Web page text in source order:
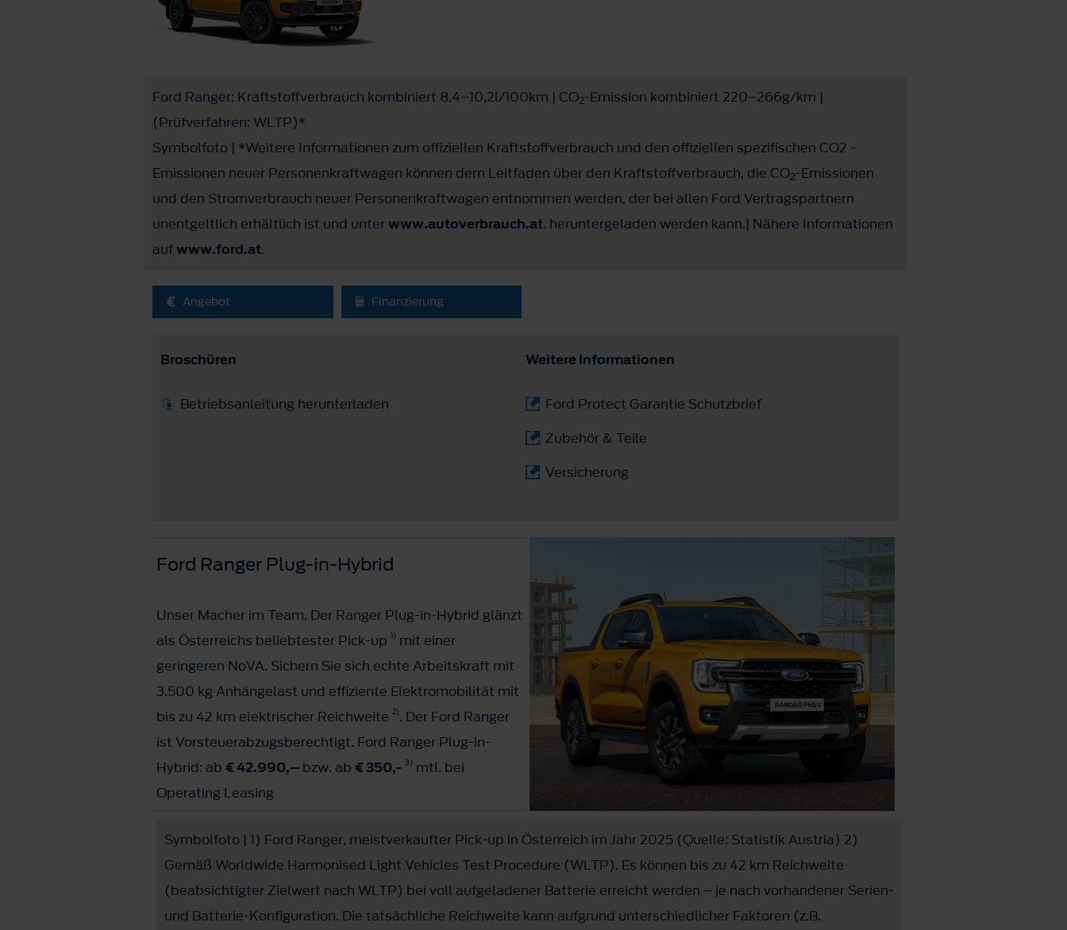
Ford Ranger: Kraftstoffverbrauch kombiniert 8,4–10,2l/100km | CO2-Emission kombiniert 220–266g/km |
(Prüfverfahren: WLTP)*
Symbolfoto | *Weitere Informationen zum offiziellen Kraftstoffverbrauch und den offiziellen spezifischen CO2 -
Emissionen neuer Personenkraftwagen können dem Leitfaden über den Kraftstoffverbrauch, die CO2-Emissionen
und den Stromverbrauch neuer Personenkraftwagen entnommen werden, der bei allen Ford Vertragspartnern
unentgeltlich erhältlich ist und unterwww.autoverbrauch.at. heruntergeladen werden kann.| Nähere Informationen
aufwww.ford.at.
Angebot Finanzierung
Broschüren
Betriebsanleitung herunterladen
Weitere Informationen
Ford Protect Garantie Schutzbrief
Zubehör & Teile
Versicherung
Ford Ranger Plug-in-Hybrid
Unser Macher im Team. Der Ranger Plug-in-Hybrid glänzt
als Österreichs beliebtester Pick-up 1) mit einer
geringeren NoVA. Sichern Sie sich echte Arbeitskraft mit
3.500 kg Anhängelast und effiziente Elektromobilität mit
bis zu 42 km elektrischer Reichweite 2). Der Ford Ranger
ist Vorsteuerabzugsberechtigt. Ford Ranger Plug-in-
Hybrid: ab € 42.990,– bzw. ab € 350,- 3) mtl. bei
Operating Leasing
Symbolfoto | 1) Ford Ranger, meistverkaufter Pick-up in Österreich im Jahr 2025 (Quelle: Statistik Austria) 2)
Gemäß Worldwide Harmonised Light Vehicles Test Procedure (WLTP). Es können bis zu 42 km Reichweite
(beabsichtigter Zielwert nach WLTP) bei voll aufgeladener Batterie erreicht werden – je nach vorhandener Serien-
und Batterie-Konfiguration. Die tatsächliche Reichweite kann aufgrund unterschiedlicher Faktoren (z.B.